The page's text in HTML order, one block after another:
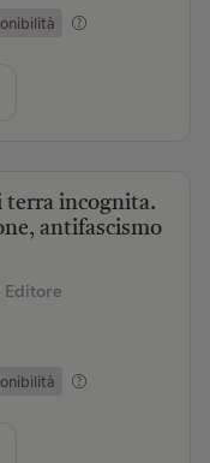
incognita.
antifascismo